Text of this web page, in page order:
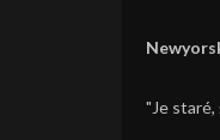
"Je staré,